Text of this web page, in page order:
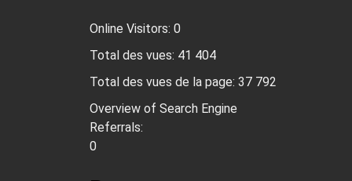
Online Visitors: 0
Total des vues: 41 404
Total des vues de la page: 37 792
Overview of Search Engine
Referrals:
0